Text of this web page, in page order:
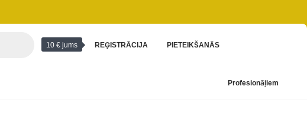
10 € jums REĢISTRĀCIJA PIETEIKŠANĀS
Profesionāļiem